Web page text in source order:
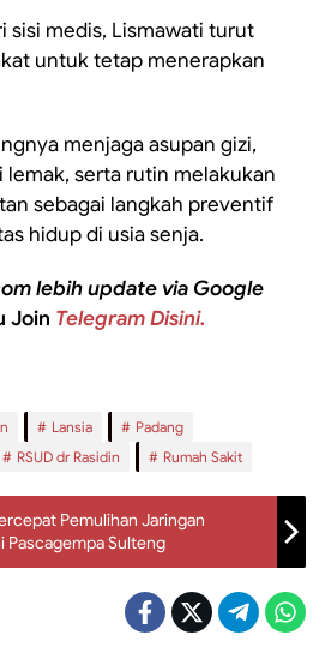
sisi medis, Lismawati turut
untuk tetap menerapkan
menjaga asupan gizi,
lemak, serta rutin melakukan
sebagai langkah preventif
hidup di usia senja.
lebih update via Google
Join Telegram Disini.
Lansia
Padang
RSUD dr Rasidin Rumah Sakit
Pemulihan Jaringan
Pascagempa Sulteng